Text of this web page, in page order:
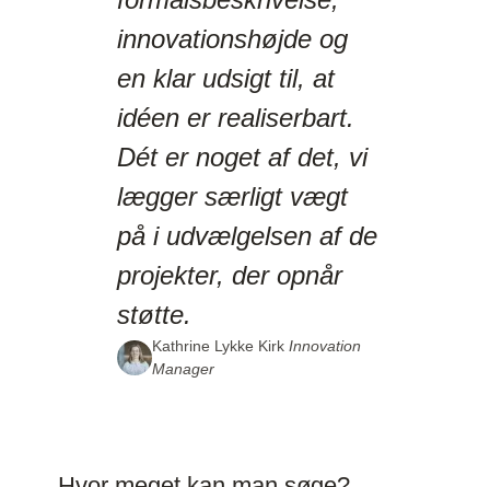
innovationshøjde og
en klar udsigt til, at
idéen er realiserbart.
Dét er noget af det, vi
lægger særligt vægt
på i udvælgelsen af de
projekter, der opnår
støtte.
Kathrine Lykke KirkInnovation
Manager